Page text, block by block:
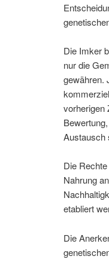
Die Imker
nur die
gewähren.
vorherigen
Austausch
Die
Nahrung
etabliert
Die